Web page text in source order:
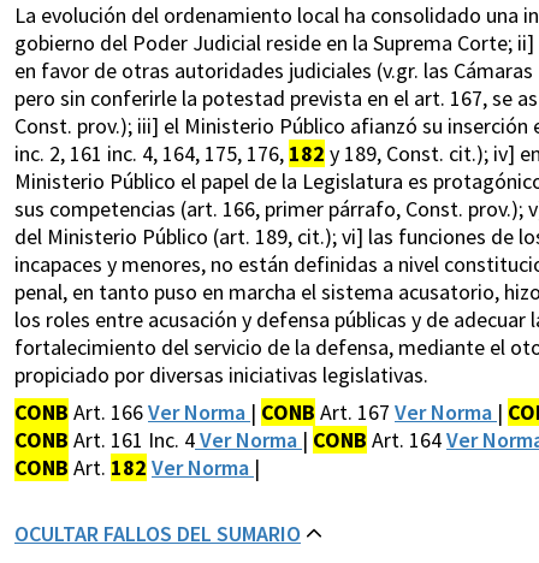
La evolución del ordenamiento local ha consolidado una
gobierno del Poder Judicial reside en la Suprema Corte;
en favor de otras autoridades judiciales (v.gr. las
pero sin conferirle la potestad prevista en el art. 167, se
Const. prov.); iii] el Ministerio Público afianzó su
inc. 2, 161 inc. 4, 164, 175, 176, 182 y 189, Const. cit.); iv]
Ministerio Público el papel de la Legislatura es
sus competencias (art. 166, primer párrafo, Const.
del Ministerio Público (art. 189, cit.); vi] las funciones de
incapaces y menores, no están definidas a nivel
penal, en tanto puso en marcha el sistema acusatorio,
los roles entre acusación y defensa públicas y de
fortalecimiento del servicio de la defensa, mediante el
propiciado por diversas iniciativas legislativas.
CONB Art. 166Ver Norma | CONB Art. 167 Ver Norma |
CONB Art. 161 Inc. 4Ver Norma | CONB Art. 164Ver
CONB Art. 182 Ver Norma |
OCULTAR FALLOS DEL SUMARIO